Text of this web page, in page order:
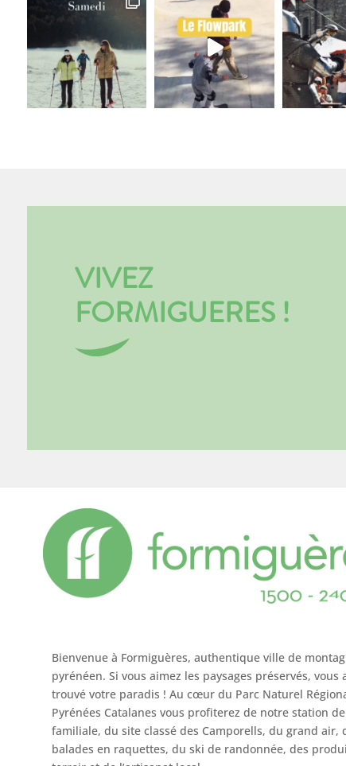
VIVEZ
FORMIGUERES !
Bienvenue à Formiguères, authentique ville de
pyrénéen. Si vous aimez les paysages préservés, vous
trouvé votre paradis ! Au cœur du Parc Naturel
Pyrénées Catalanes vous profiterez de notre station
familiale, du site classé des Camporells, du grand air,
balades en raquettes, du ski de randonnée, des